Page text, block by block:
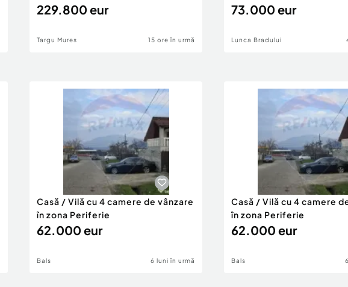
229.800 eur
Targu Mures 15 ore în urmă
garaj,gradina,foisor,L
73.000 eur
Lunca Bradului
Casă / Vilă cu 4 camere de vânzare
în zona Periferie
62.000 eur
Bals 6 luni în urmă
Casă / Vilă cu 4 camere
în zona Periferie
62.000 eur
Bals